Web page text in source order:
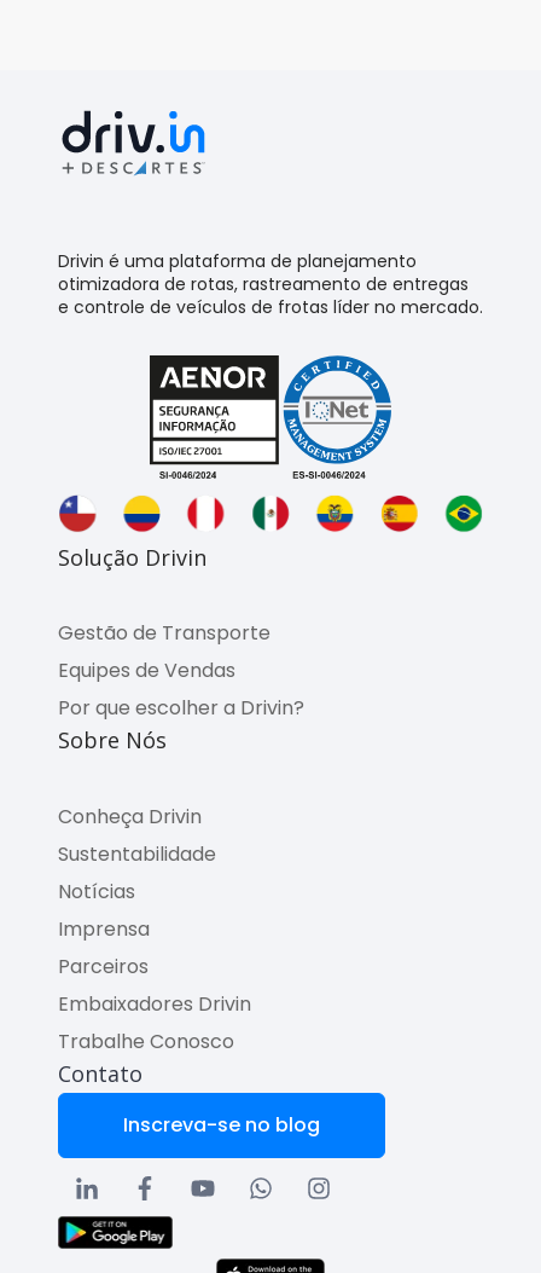
Drivin é uma plataforma de planejamento
otimizadora de rotas, rastreamento de entregas
e controle de veículos de frotas líder no mercado.
Solução Drivin
Gestão de Transporte
Equipes de Vendas
Por que escolher a Drivin?
Sobre Nós
Conheça Drivin
Sustentabilidade
Notícias
Imprensa
Parceiros
Embaixadores Drivin
Trabalhe Conosco
Contato
Inscreva-se no blog